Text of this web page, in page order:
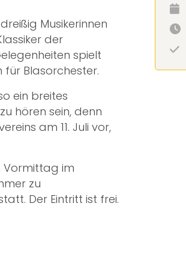
Musikerinnen
der
spielt
Blasorchester.
ein breites
hören sein, denn
am 11. Juli vor,
Vormittag im
zu
Der Eintritt ist frei.